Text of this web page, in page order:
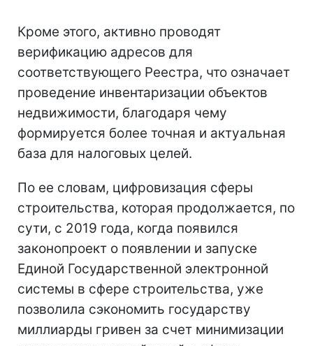
Кроме этого, активно проводят
верификацию адресов для
соответствующего Реестра, что означает
проведение инвентаризации объектов
недвижимости, благодаря чему
формируется более точная и актуальная
база для налоговых целей.
По ее словам, цифровизация сферы
строительства, которая продолжается, по
сути, с 2019 года, когда появился
законопроект о появлении и запуске
Единой Государственной электронной
системы в сфере строительства, уже
позволила сэкономить государству
миллиарды гривен за счет минимизации